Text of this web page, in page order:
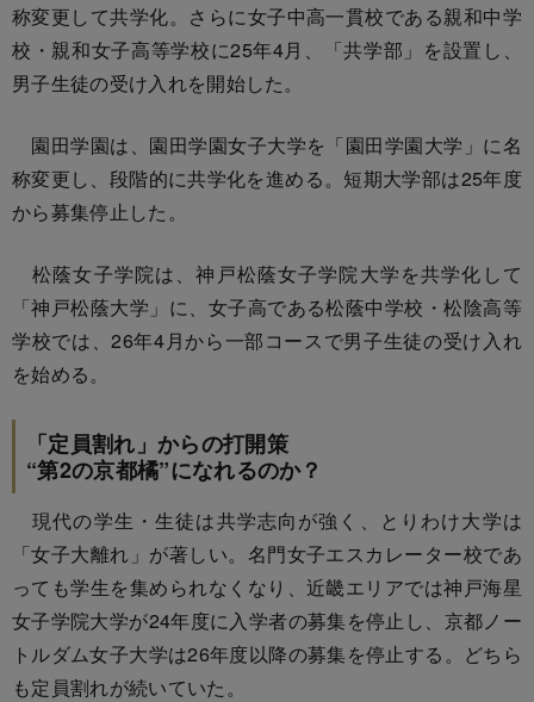
称変更して共学化。さらに女子中高一貫校である親和中学
校・親和女子高等学校に25年4月、「共学部」を設置し、
男子生徒の受け入れを開始した。
園田学園は、園田学園女子大学を「園田学園大学」に名
称変更し、段階的に共学化を進める。短期大学部は25年度
から募集停止した。
松蔭女子学院は、神戸松蔭女子学院大学を共学化して
「神戸松蔭大学」に、女子高である松蔭中学校・松陰高等
学校では、26年4月から一部コースで男子生徒の受け入れ
を始める。
「定員割れ」からの打開策
“第2の京都橘”になれるのか？
現代の学生・生徒は共学志向が強く、とりわけ大学は
「女子大離れ」が著しい。名門女子エスカレーター校であ
っても学生を集められなくなり、近畿エリアでは神戸海星
女子学院大学が24年度に入学者の募集を停止し、京都ノー
トルダム女子大学は26年度以降の募集を停止する。どちら
も定員割れが続いていた。